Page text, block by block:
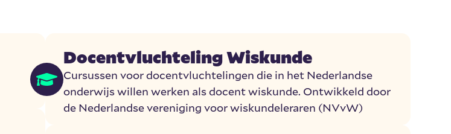
Docentvluchteling Wiskunde
Cursussen voor docentvluchtelingen die in het Nederlandse
onderwijs willen werken als docent wiskunde. Ontwikkeld door
de Nederlandse vereniging voor wiskundeleraren (NVvW)